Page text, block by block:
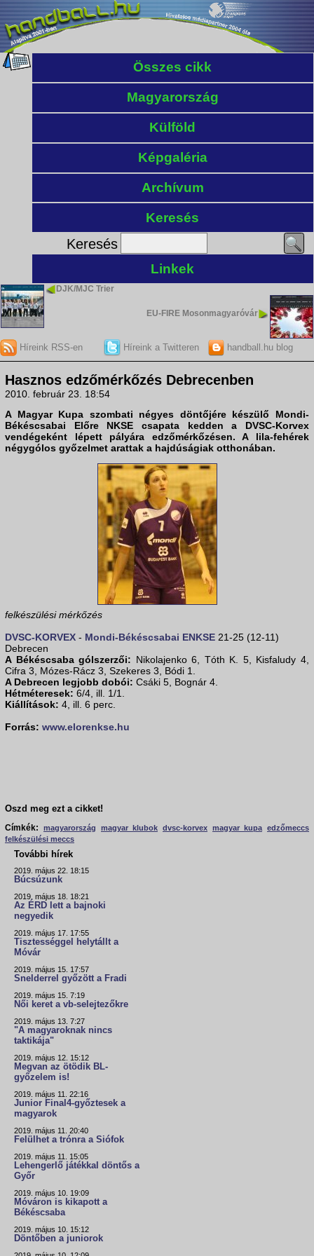
Összes cikk
Magyarország
Külföld
Képgaléria
Archívum
Keresés
Keresés
Linkek
DJK/MJC Trier
EU-FIRE Mosonmagyaróvár
Híreink RSS-en Híreink a Twitteren handball.hu blog
Hasznos edzőmérkőzés Debrecenben
2010. február 23. 18:54
A Magyar Kupa szombati négyes döntőjére készülő Mondi-
Békéscsabai Előre NKSE csapata kedden a DVSC-Korvex
vendégeként lépett pályára edzőmérkőzésen. A lila-fehérek
négygólos győzelmet arattak a hajdúságiak otthonában.
felkészülési mérkőzés
DVSC-KORVEX - Mondi-Békéscsabai ENKSE 21-25 (12-11)
Debrecen
A Békéscsaba gólszerzői: Nikolajenko 6, Tóth K. 5, Kisfaludy 4,
Cifra 3, Mózes-Rácz 3, Szekeres 3, Bódi 1.
A Debrecen legjobb dobói: Csáki 5, Bognár 4.
Hétméteresek: 6/4, ill. 1/1.
Kiállítások: 4, ill. 6 perc.
Forrás: www.elorenkse.hu
Oszd meg ezt a cikket!
Címkék:
magyarország magyar klubok dvsc-korvex magyar kupa edzőmeccs
felkészülési meccs
További hírek
2019. május 22. 18:15
Búcsúzunk
2019. május 18. 18:21
Az ÉRD lett a bajnoki
negyedik
2019. május 17. 17:55
Tisztességgel helytállt a
Móvár
2019. május 15. 17:57
Snelderrel győzött a Fradi
2019. május 15. 7:19
Női keret a vb-selejtezőkre
2019. május 13. 7:27
"A magyaroknak nincs
taktikája"
2019. május 12. 15:12
Megvan az ötödik BL-
győzelem is!
2019. május 11. 22:16
Junior Final4-győztesek a
magyarok
2019. május 11. 20:40
Felülhet a trónra a Siófok
2019. május 11. 15:05
Lehengerlő játékkal döntős a
Győr
2019. május 10. 19:09
Móváron is kikapott a
Békéscsaba
2019. május 10. 15:12
Döntőben a juniorok